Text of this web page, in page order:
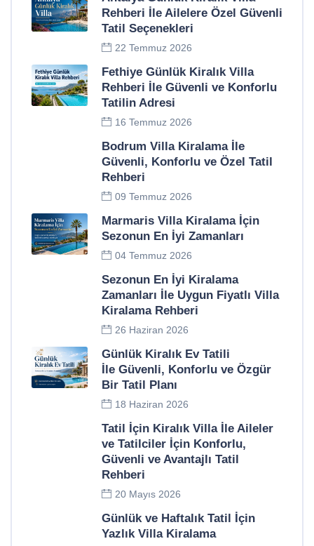
Rehberi İle Ailelere Özel Güvenli
Tatil Seçenekleri
22 Temmuz 2026
Fethiye Günlük Kiralık Villa
Rehberi İle Güvenli ve Konforlu
Tatilin Adresi
16 Temmuz 2026
Bodrum Villa Kiralama İle
Güvenli, Konforlu ve Özel Tatil
Rehberi
09 Temmuz 2026
Marmaris Villa Kiralama İçin
Sezonun En İyi Zamanları
04 Temmuz 2026
Sezonun En İyi Kiralama
Zamanları İle Uygun Fiyatlı Villa
Kiralama Rehberi
26 Haziran 2026
Günlük Kiralık Ev Tatili
İle Güvenli, Konforlu ve Özgür
Bir Tatil Planı
18 Haziran 2026
Tatil İçin Kiralık Villa İle Aileler
ve Tatilciler İçin Konforlu,
Güvenli ve Avantajlı Tatil
Rehberi
20 Mayıs 2026
Günlük ve Haftalık Tatil İçin
Yazlık Villa Kiralama